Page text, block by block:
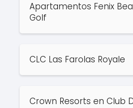
Apartamentos Fenix
Golf
CLC Las Farolas Royale
Crown Resorts en Club